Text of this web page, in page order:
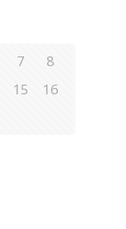
7
8
15
16